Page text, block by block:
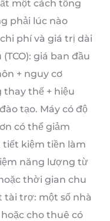
một cách tổng
phải lúc nào
phí và giá trị dài
giá ban đầu
+ nguy cơ
thế + hiệu
tạo. Máy có độ
có thể giảm
tiết kiệm tiền làm
năng lượng từ
thời gian chu
tài trợ: một số nhà
cho thuê có